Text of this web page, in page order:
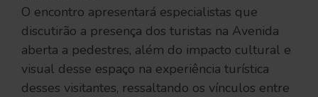
O encontro apresentará especialistas que
discutirão a presença dos turistas na Avenida
aberta a pedestres, além do impacto cultural e
visual desse espaço na experiência turística
desses visitantes, ressaltando os vínculos entre